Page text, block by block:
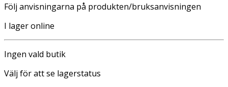
Följ anvisningarna på produkten/bruksanvisningen
I lager online
Ingen vald butik
Välj för att se lagerstatus